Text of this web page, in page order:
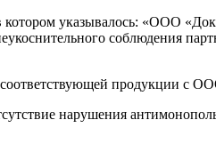
котором указывалось: «ООО
соблюдения
продукции с
нарушения